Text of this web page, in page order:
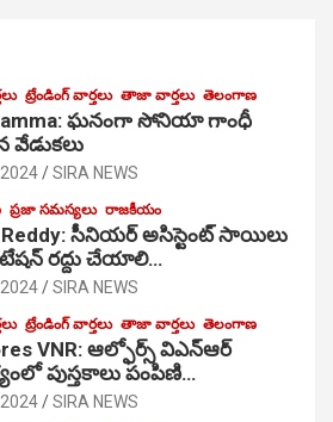
ట్రేండింగ్ వార్తలు తాజా వార్తలు తెలంగాణ
ఘ‌నంగా సోనియా గాంధీ
వేడుక‌లు
SIRA NEWS
ప్రజా సమస్యలు రాజకీయం
Reddy: సీనియర్ అసిస్టెంట్ సాయిలు
రద్దు చేయాలి…
SIRA NEWS
ట్రేండింగ్ వార్తలు తాజా వార్తలు తెలంగాణ
VNR: ఆల్ఫోర్స్ విఎన్ఆర్
పుస్తకాలు పంపిణి…
SIRA NEWS